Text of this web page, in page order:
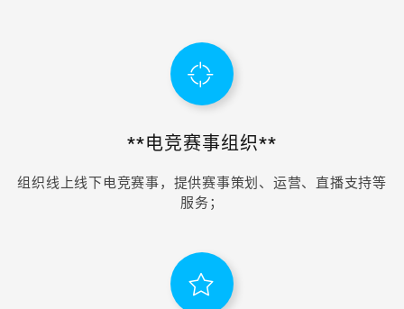
**电竞赛事组织**
组织线上线下电竞赛事，提供赛事策划、运营、直播支持等
服务；